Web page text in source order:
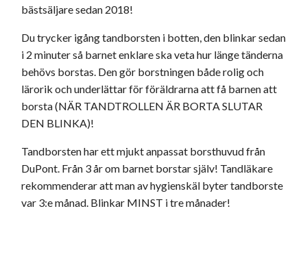
bästsäljare sedan 2018!
Du trycker igång tandborsten i botten, den blinkar sedan
i 2 minuter så barnet enklare ska veta hur länge tänderna
behövs borstas. Den gör borstningen både rolig och
lärorik och underlättar för föräldrarna att få barnen att
borsta (NÄR TANDTROLLEN ÄR BORTA SLUTAR
DEN BLINKA)!
Tandborsten har ett mjukt anpassat borsthuvud från
DuPont. Från 3 år om barnet borstar själv! Tandläkare
rekommenderar att man av hygienskäl byter tandborste
var 3:e månad. Blinkar MINST i tre månader!